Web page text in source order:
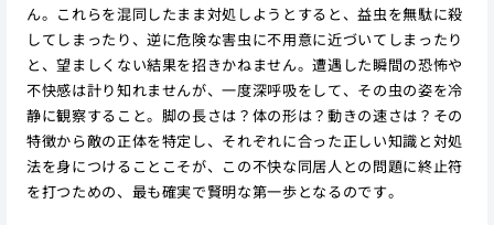
ん。これらを混同したまま対処しようとすると、益虫を無駄に殺
してしまったり、逆に危険な害虫に不用意に近づいてしまったり
と、望ましくない結果を招きかねません。遭遇した瞬間の恐怖や
不快感は計り知れませんが、一度深呼吸をして、その虫の姿を冷
静に観察すること。脚の長さは？体の形は？動きの速さは？その
特徴から敵の正体を特定し、それぞれに合った正しい知識と対処
法を身につけることこそが、この不快な同居人との問題に終止符
を打つための、最も確実で賢明な第一歩となるのです。